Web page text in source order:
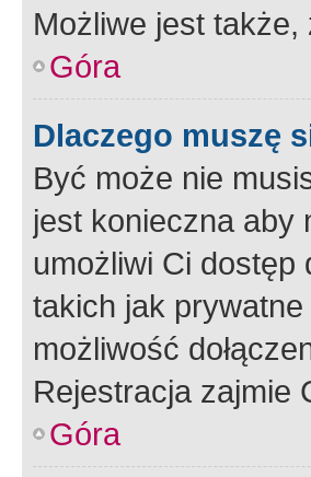
Możliwe jest także,
Góra
Dlaczego muszę
Być może nie
jest konieczna aby
umożliwi Ci
takich jak
możliwość
Rejestracja zajmie
Góra